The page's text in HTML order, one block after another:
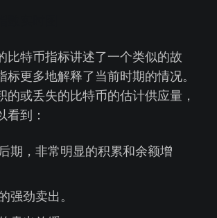
比特币指标讲述了一个类似的故
标更多地解释了当前时期的情况。
的或丢失的比特币的估计供应量，
看到：
期，非常明显的积累和余额增
强劲卖出。